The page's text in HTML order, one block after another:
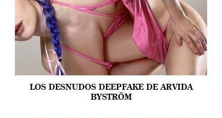
LOS DESNUDOS DEEPFAKE DE ARVIDA
BYSTRÖM